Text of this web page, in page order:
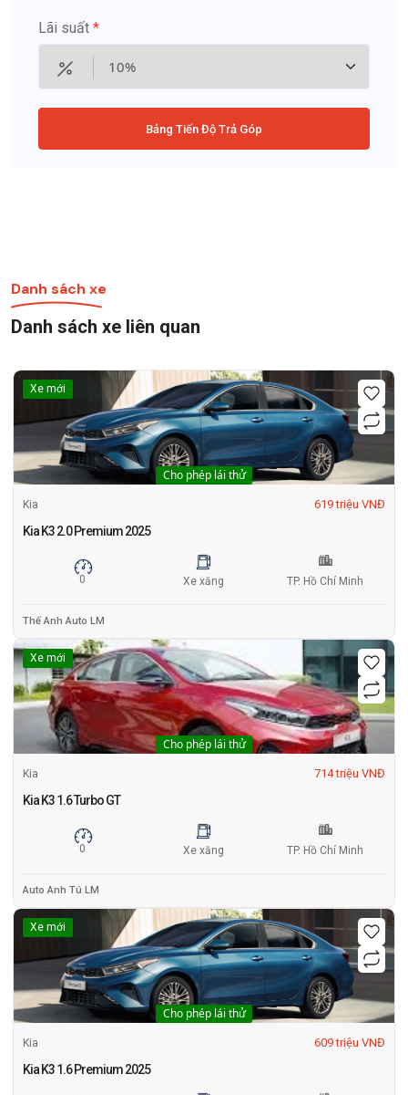
Lãi suất *
Bảng Tiến Độ Trả Góp
Danh sách xe
Danh sách xe liên quan
Xe mới
Cho phép lái thử
Kia 619 triệu VNĐ
Kia K3 2.0 Premium 2025
0 Xe xăng TP. Hồ Chí Minh
Thế Anh Auto LM
Xe mới
Cho phép lái thử
Kia 714 triệu VNĐ
Kia K3 1.6 Turbo GT
0 Xe xăng TP. Hồ Chí Minh
Auto Anh Tú LM
Xe mới
Cho phép lái thử
Kia 609 triệu VNĐ
Kia K3 1.6 Premium 2025